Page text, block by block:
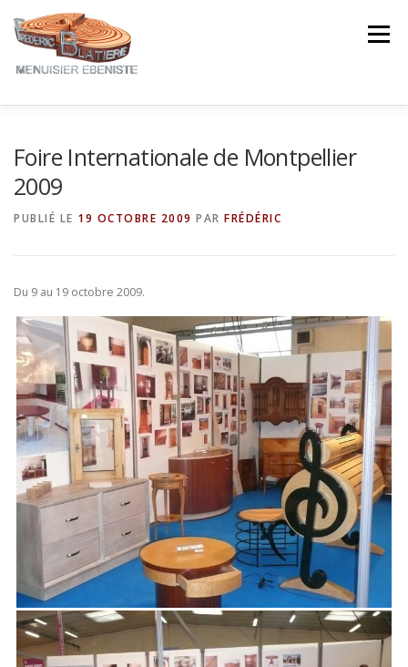
contenu
Menu
NOTRE ACTUALITÉ
Foire Internationale de Montpellier
2009
PUBLIÉ LE 19 OCTOBRE 2009 PAR FRÉDÉRIC
Du 9 au 19 octobre 2009.